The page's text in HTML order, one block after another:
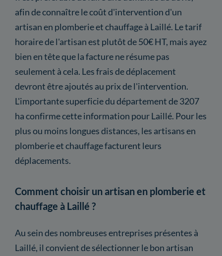
afin de connaître le coût d'intervention d'un
artisan en plomberie et chauffage à Laillé. Le tarif
horaire de l'artisan est plutôt de 50€ HT, mais ayez
bien en tête que la facture ne résume pas
seulement à cela. Les frais de déplacement
devront être ajoutés au prix de l'intervention.
L'importante superficie du département de 3207
ha confirme cette information pour Laillé. Pour les
plus ou moins longues distances, les artisans en
plomberie et chauffage facturent leurs
déplacements.
Comment choisir un artisan en plomberie et
chauffage à Laillé ?
Au sein des nombreuses entreprises présentes à
Laillé, il convient de sélectionner le bon artisan